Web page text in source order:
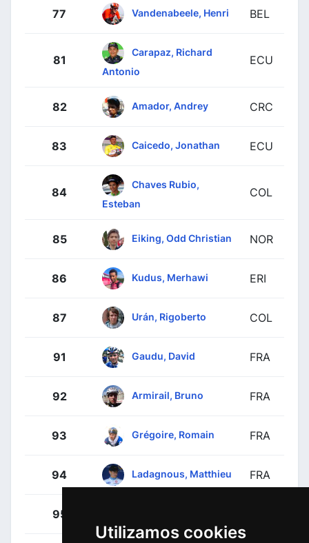
Utilizamos cookies
77 Vandenabeele, Henri BEL
81
Carapaz, Richard
Antonio
ECU
82 Amador, Andrey CRC
83 Caicedo, Jonathan ECU
84
Chaves Rubio,
Esteban
COL
85 Eiking, Odd Christian NOR
86 Kudus, Merhawi ERI
87 Urán, Rigoberto COL
91 Gaudu, David FRA
92 Armirail, Bruno FRA
93 Grégoire, Romain FRA
94 Ladagnous, Matthieu FRA
95